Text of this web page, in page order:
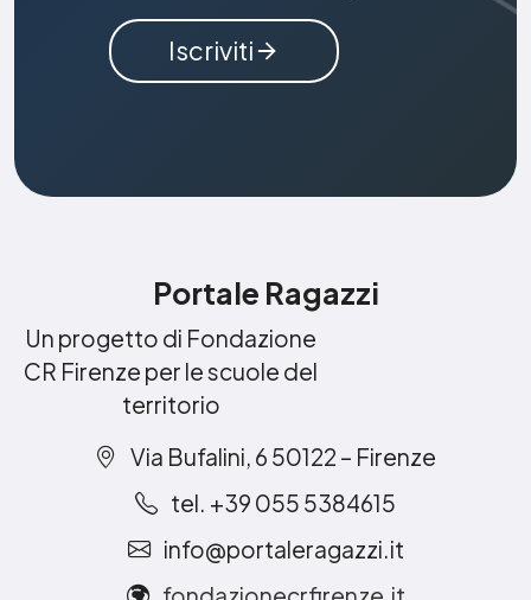
Iscriviti
Portale Ragazzi
Un progetto di Fondazione
CR Firenze per le scuole del
territorio
Via Bufalini, 6 50122 – Firenze
tel. +39 055 5384615
info@portaleragazzi.it